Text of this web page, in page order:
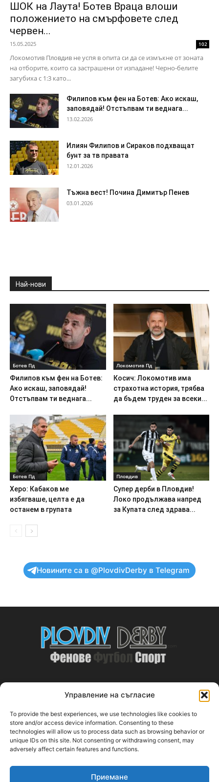
Управление на съгласие
To provide the best experiences, we use technologies like cookies to
store and/or access device information. Consenting to these
technologies will allow us to process data such as browsing behavior or
unique IDs on this site. Not consenting or withdrawing consent, may
adversely affect certain features and functions.
Приемане
ШОК на Лаута! Ботев Враца влоши
положението на смърфовете след
червен...
15.05.2025 102
Локомотив Пловдив не успя в опита си да се измъкне от зоната
на отборите, които са застрашени от изпадане! Черно-белите
загубиха с 1:3 като...
Филипов към фен на Ботев: Ако искаш,
заповядай! Отстъпвам ти веднага...
13.02.2026
Илиян Филипов и Сираков подхващат
бунт за тв правата
12.01.2026
Тъжна вест! Почина Димитър Пенев
03.01.2026
Най-нови
Ботев Пд
Филипов към фен на Ботев:
Ако искаш, заповядай!
Отстъпвам ти веднага...
Локомотив Пд
Косич: Локомотив има
страхотна история, трябва
да бъдем труден за всеки...
Ботев Пд
Херо: Кабаков ме
избягваше, целта е да
останем в групата
Пловдив
Супер дерби в Пловдив!
Локо продължава напред
за Купата след здрава...
Новините са в @PlovdivDerby в Telegram
ABOUT US
PlovdivDerby.com е първата пловдивска изцяло футболна
медия!
Свържи се с нас:plovdivderby.com@gmail.com